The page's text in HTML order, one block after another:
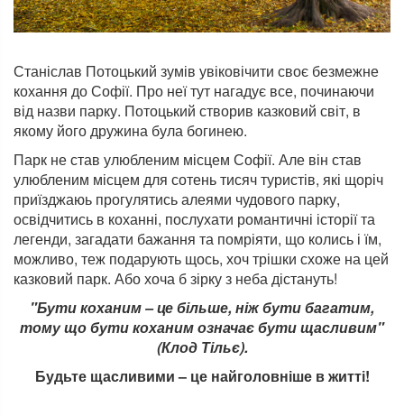
Станіслав Потоцький зумів увіковічити своє безмежне
кохання до Софії. Про неї тут нагадує все, починаючи
від назви парку. Потоцький створив казковий світ, в
якому його дружина була богинею.
Парк не став улюбленим місцем Софії. Але він став
улюбленим місцем для сотень тисяч туристів, які щоріч
приїзджаюь прогулятись алеями чудового парку,
освідчитись в коханні, послухати романтичні історії та
легенди, загадати бажання та помріяти, що колись і їм,
можливо, теж подарують щось, хоч трішки схоже на цей
казковий парк. Або хоча б зірку з неба дістануть!
"Бути коханим – це більше, ніж бути багатим,
тому що бути коханим означає бути щасливим"
(Клод Тільє).
Будьте щасливими – це найголовніше в житті!